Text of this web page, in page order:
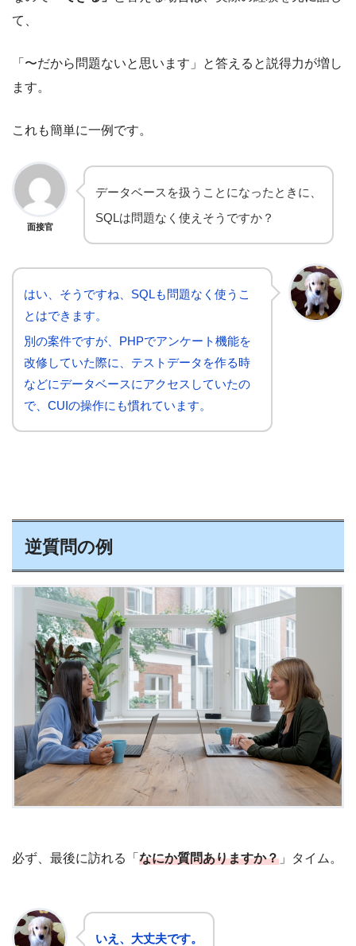
て、
「〜だから問題ないと思います」と答えると説得力が増し
ます。
これも簡単に一例です。
面接官
データベースを扱うことになったときに、
SQLは問題なく使えそうですか？
はい、そうですね、SQLも問題なく使うこ
とはできます。
別の案件ですが、PHPでアンケート機能を
改修していた際に、テストデータを作る時
などにデータベースにアクセスしていたの
で、CUIの操作にも慣れています。
逆質問の例
必ず、最後に訪れる「 なにか質問ありますか？ 」タイム。
いえ、大丈夫です。